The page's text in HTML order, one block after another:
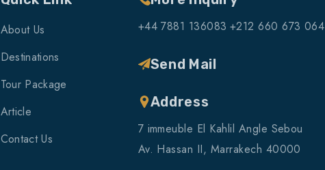
About Us
Destinations
Tour Package
Article
Contact Us
+44 7881 136083 +212 660 673 064
Send Mail
Address
7 immeuble El Kahlil Angle Sebou
Av. Hassan II, Marrakech 40000